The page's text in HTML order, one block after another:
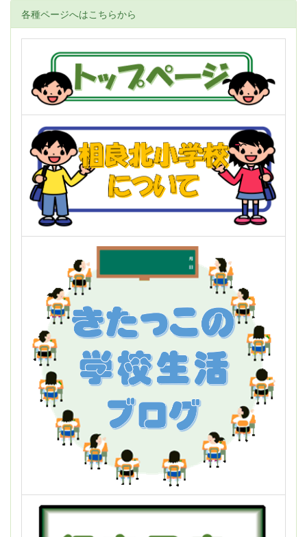
各種ページへはこちらから